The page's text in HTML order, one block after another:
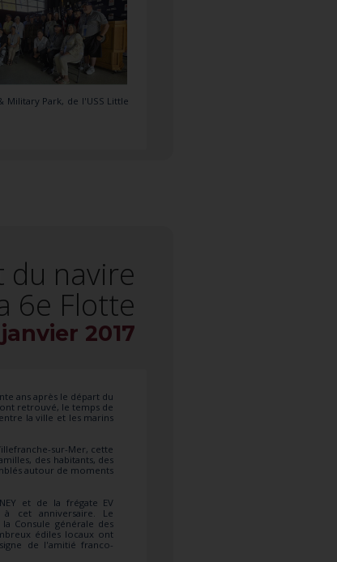
Park, de l'USS Little
du navire
6e Flotte
2017
ans après le départ du
retrouvé, le temps de
la ville et les marins
sur-Mer, cette
des habitants, des
autour de moments
et de la frégate EV
à cet anniversaire. Le
Consule générale des
édiles locaux ont
de l'amitié franco-